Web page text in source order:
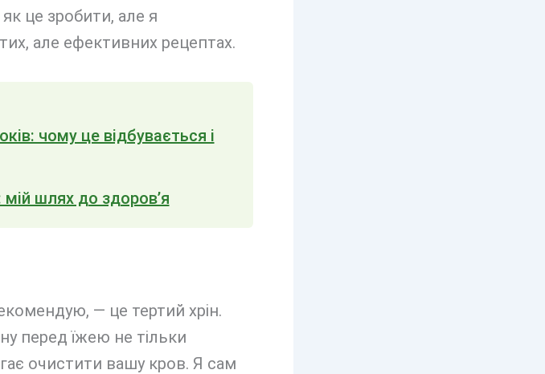
як це зробити, але я
але ефективних рецептах.
чому це відбувається і
мій шлях до здоров’я
— це тертий хрін.
перед їжею не тільки
очистити вашу кров. Я сам